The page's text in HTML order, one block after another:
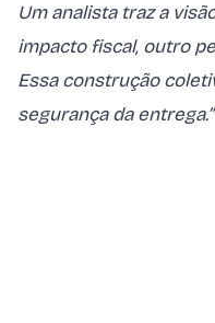
Um analista traz a
impacto fiscal, outro
Essa construção
segurança da entrega.”